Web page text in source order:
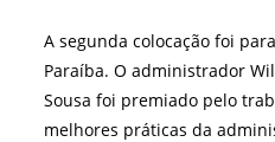
A segunda colocação foi
Paraíba. O administrador
Sousa foi premiado pelo
melhores práticas da